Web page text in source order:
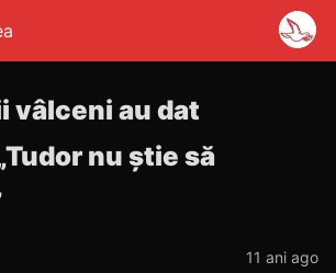
vâlceni au dat
nu ştie să
11 ani ago